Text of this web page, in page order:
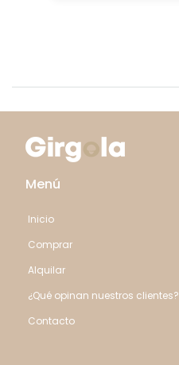
Menú
Inicio
Comprar
Alquilar
¿Qué opinan nuestros clientes?
Contacto